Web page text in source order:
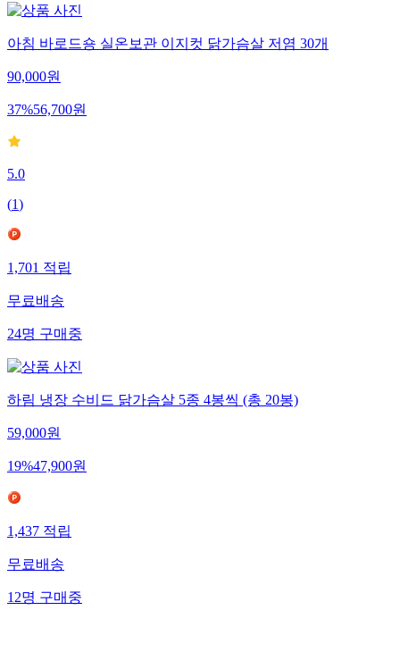
아침 바로드숑 실온보관 이지컷 닭가슴살 저염 30개
90,000원
37%56,700원
5.0
(1)
1,701적립
무료배송
24명구매중
하림 냉장 수비드 닭가슴살 5종 4봉씩 (총 20봉)
59,000원
19%47,900원
1,437적립
무료배송
12명구매중